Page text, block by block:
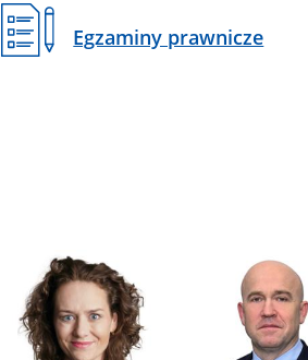
Egzaminy prawnicze